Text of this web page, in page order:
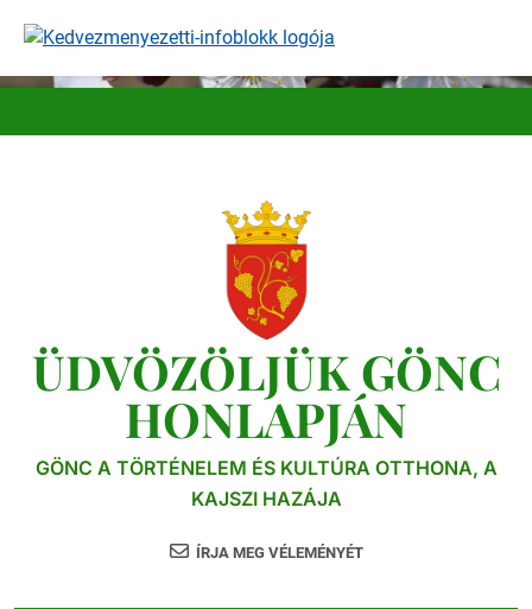
ÜDVÖZÖLJÜK GÖNC
HONLAPJÁN
GÖNC A TÖRTÉNELEM ÉS KULTÚRA OTTHONA, A
KAJSZI HAZÁJA
ÍRJA MEG VÉLEMÉNYÉT